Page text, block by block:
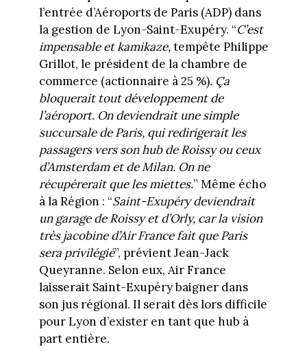
l’entrée d’Aéroports de Paris (ADP) dans
la gestion de Lyon-Saint-Exupéry. “C’est
impensable et kamikaze,tempête Philippe
Grillot, le président de la chambre de
commerce (actionnaire à 25 %). Ça
bloquerait tout développement de
l’aéroport. On deviendrait une simple
succursale de Paris, qui redirigerait les
passagers vers son hub de Roissy ou ceux
d’Amsterdam et de Milan. On ne
récupérerait que les miettes.” Même écho
à la Région : “Saint-Exupéry deviendrait
un garage de Roissy et d’Orly, car la vision
très jacobine d’Air France fait que Paris
sera privilégié”, prévient Jean-Jack
Queyranne. Selon eux, Air France
laisserait Saint-Exupéry baigner dans
son jus régional. Il serait dès lors difficile
pour Lyon d’exister en tant que hub à
part entière.